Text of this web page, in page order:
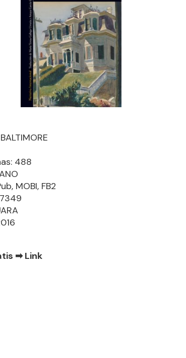
488
MOBI, FB2
➡Link